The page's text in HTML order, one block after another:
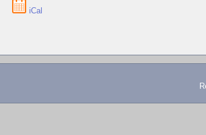
iCal